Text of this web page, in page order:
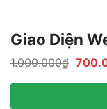
Giao Diện
1.000.000₫ Giá
là: